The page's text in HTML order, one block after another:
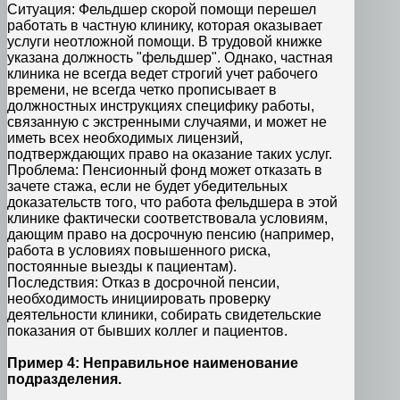
Ситуация: Фельдшер скорой помощи перешел
работать в частную клинику, которая оказывает
услуги неотложной помощи. В трудовой книжке
указана должность "фельдшер". Однако, частная
клиника не всегда ведет строгий учет рабочего
времени, не всегда четко прописывает в
должностных инструкциях специфику работы,
связанную с экстренными случаями, и может не
иметь всех необходимых лицензий,
подтверждающих право на оказание таких услуг.
Проблема: Пенсионный фонд может отказать в
зачете стажа, если не будет убедительных
доказательств того, что работа фельдшера в этой
клинике фактически соответствовала условиям,
дающим право на досрочную пенсию (например,
работа в условиях повышенного риска,
постоянные выезды к пациентам).
Последствия: Отказ в досрочной пенсии,
необходимость инициировать проверку
деятельности клиники, собирать свидетельские
показания от бывших коллег и пациентов.
Пример 4: Неправильное наименование
подразделения.